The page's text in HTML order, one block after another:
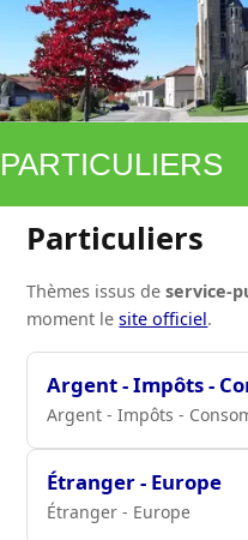
PARTICULIERS
Particuliers
Thèmes issus deservice-
moment lesite officiel.
Argent - Impôts -
Argent - Impôts -
Étranger - Europe
Étranger - Europe